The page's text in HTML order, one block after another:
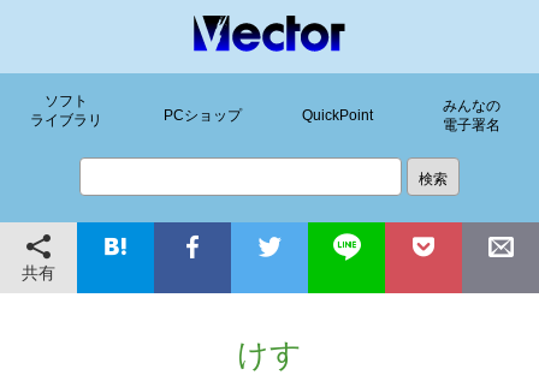
ソフト
ライブラリ
PCショップ QuickPoint
みんなの
電子署名
共有
けす